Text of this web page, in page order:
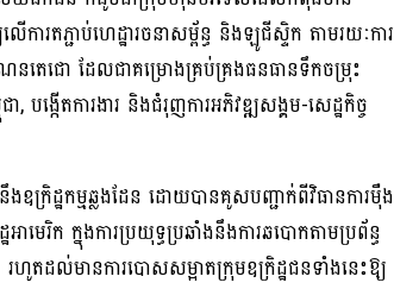
ការតភ្ជាប់ហេដ្ឋារចនាសម្ព័ន្ធ និងឡូជីស្ទិក តាមរយៈការ
តេជោ ដែលជាគម្រោងគ្រប់គ្រងធនធានទឹកចម្រុះ
បង្កើតការងារ និងជំរុញការអភិវឌ្ឍសង្គម-សេដ្ឋកិច្ច
ឧក្រិដ្ឋកម្មឆ្លងដែន ដោយបានគូសបញ្ជាក់ពីវិធានការម៉ឺង
េរិក ក្នុងការប្រយុទ្ធប្រឆាំងនឹងការឆបោកតាមប្រព័ន្ធ
ាំ រហូតដល់មានការបោសសម្អាតក្រុមឧក្រិដ្ឋជនទាំងនេះឱ្យ